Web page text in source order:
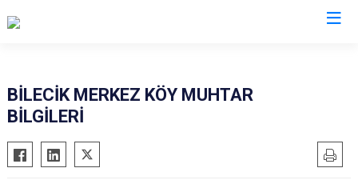
BİLECİK MERKEZ KÖY MUHTAR
BİLGİLERİ